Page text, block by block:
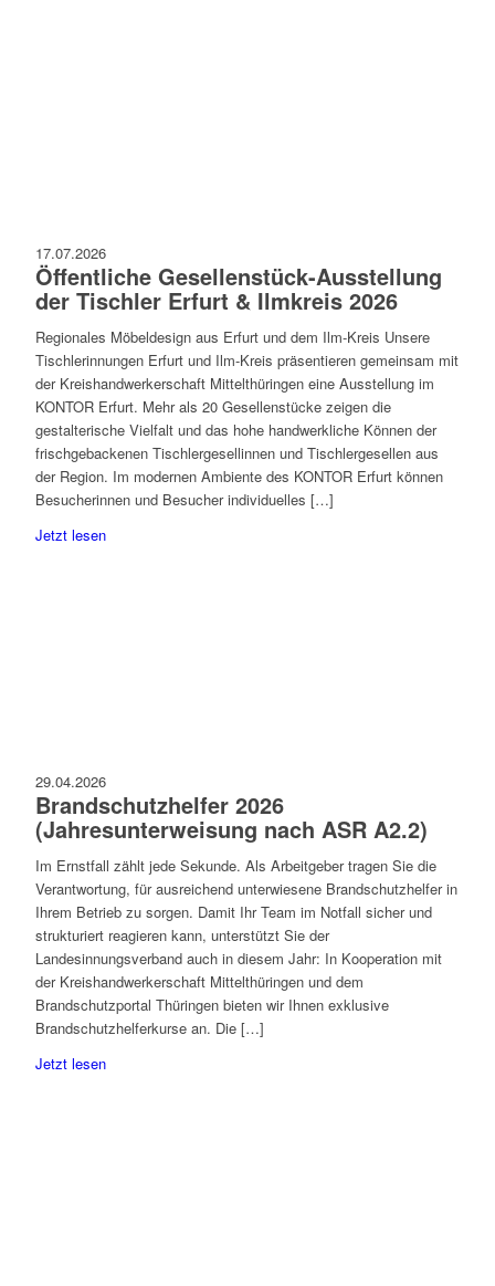
17.07.2026
Öffentliche Gesellenstück-Ausstellung
der Tischler Erfurt & Ilmkreis 2026
Regionales Möbeldesign aus Erfurt und dem Ilm-Kreis Unsere
Tischlerinnungen Erfurt und Ilm-Kreis präsentieren gemeinsam mit
der Kreishandwerkerschaft Mittelthüringen eine Ausstellung im
KONTOR Erfurt. Mehr als 20 Gesellenstücke zeigen die
gestalterische Vielfalt und das hohe handwerkliche Können der
frischgebackenen Tischlergesellinnen und Tischlergesellen aus
der Region. Im modernen Ambiente des KONTOR Erfurt können
Besucherinnen und Besucher individuelles […]
Jetzt lesen
29.04.2026
Brandschutzhelfer 2026
(Jahresunterweisung nach ASR A2.2)
Im Ernstfall zählt jede Sekunde. Als Arbeitgeber tragen Sie die
Verantwortung, für ausreichend unterwiesene Brandschutzhelfer in
Ihrem Betrieb zu sorgen. Damit Ihr Team im Notfall sicher und
strukturiert reagieren kann, unterstützt Sie der
Landesinnungsverband auch in diesem Jahr: In Kooperation mit
der Kreishandwerkerschaft Mittelthüringen und dem
Brandschutzportal Thüringen bieten wir Ihnen exklusive
Brandschutzhelferkurse an. Die […]
Jetzt lesen